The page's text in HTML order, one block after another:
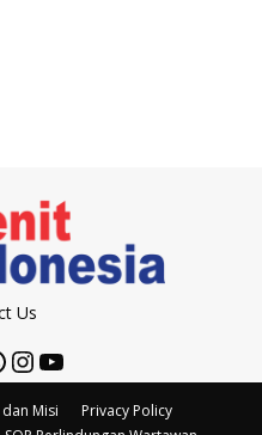
Us
Instagram
YouTube
Misi
Privacy Policy